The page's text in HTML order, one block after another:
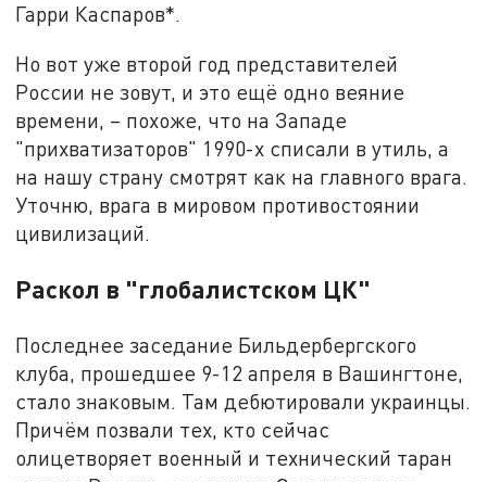
Гарри Каспаров*.
Но вот уже второй год представителей
России не зовут, и это ещё одно веяние
времени, – похоже, что на Западе
"прихватизаторов" 1990-х списали в утиль, а
на нашу страну смотрят как на главного врага.
Уточню, врага в мировом противостоянии
цивилизаций.
Раскол в "глобалистском ЦК"
Последнее заседание Бильдербергского
клуба, прошедшее 9-12 апреля в Вашингтоне,
стало знаковым. Там дебютировали украинцы.
Причём позвали тех, кто сейчас
олицетворяет военный и технический таран